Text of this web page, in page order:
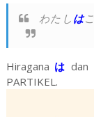
わたし は
Hiragana は dan
PARTIKEL.